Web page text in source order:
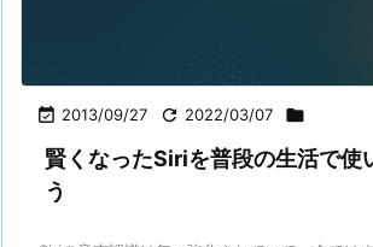
 2013/09/27  2022/03/07 
賢くなったSiriを普段の生活で使
う